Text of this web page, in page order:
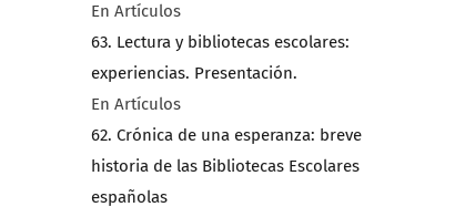
En Artículos
63. Lectura y bibliotecas escolares:
experiencias. Presentación.
En Artículos
62. Crónica de una esperanza: breve
historia de las Bibliotecas Escolares
españolas